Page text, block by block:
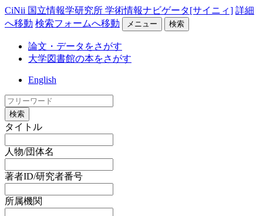
CiNii 国立情報学研究所 学術情報ナビゲータ[サイニィ] 詳細
へ移動 検索フォームへ移動 メニュー 検索
論文・データをさがす
大学図書館の本をさがす
English
検索
タイトル
人物/団体名
著者ID/研究者番号
所属機関